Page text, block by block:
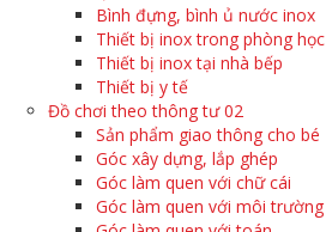
Bình đựng, bình ủ nước inox
Thiết bị inox trong phòng học
Thiết bị inox tại nhà bếp
Thiết bị y tế
Đồ chơi theo thông tư 02
Sản phẩm giao thông cho bé
Góc xây dựng, lắp ghép
Góc làm quen với chữ cái
Góc làm quen với môi trường